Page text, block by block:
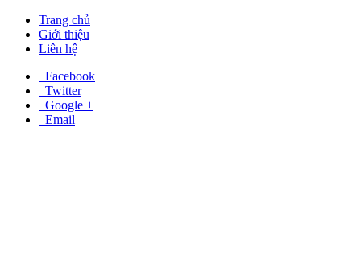
Trang chủ
Giới thiệu
Liên hệ
Facebook
Twitter
Google +
Email